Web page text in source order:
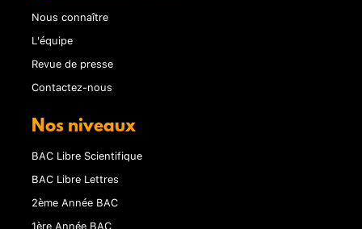
Nous connaître
L'équipe
Revue de presse
Contactez-nous
Nos niveaux
BAC Libre Scientifique
BAC Libre Lettres
2ème Année BAC
1ère Année BAC